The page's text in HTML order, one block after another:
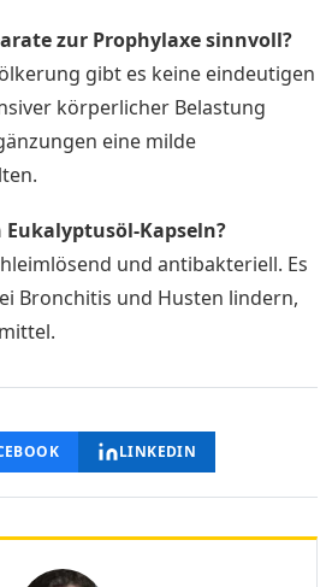
zur Prophylaxe sinnvoll?
gibt es keine eindeutigen
körperlicher Belastung
eine milde
Eukalyptusöl-Kapseln?
und antibakteriell. Es
Bronchitis und Husten lindern,
LINKEDIN